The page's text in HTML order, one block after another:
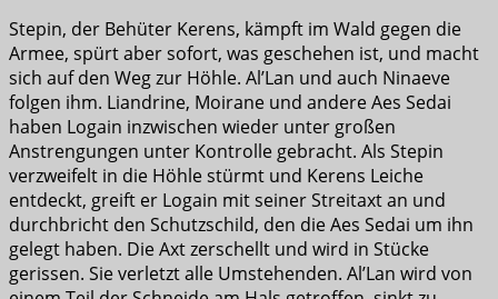
Stepin, der Behüter Kerens, kämpft im Wald gegen die
Armee, spürt aber sofort, was geschehen ist, und macht
sich auf den Weg zur Höhle. Al’Lan und auch Ninaeve
folgen ihm. Liandrine, Moirane und andere Aes Sedai
haben Logain inzwischen wieder unter großen
Anstrengungen unter Kontrolle gebracht. Als Stepin
verzweifelt in die Höhle stürmt und Kerens Leiche
entdeckt, greift er Logain mit seiner Streitaxt an und
durchbricht den Schutzschild, den die Aes Sedai um ihn
gelegt haben. Die Axt zerschellt und wird in Stücke
gerissen. Sie verletzt alle Umstehenden. Al’Lan wird von